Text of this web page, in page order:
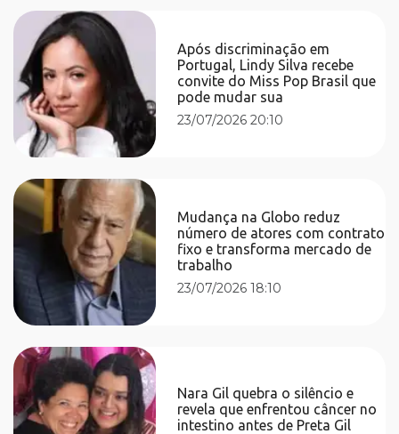
Após discriminação em
Portugal, Lindy Silva recebe
convite do Miss Pop Brasil que
pode mudar sua
23/07/2026 20:10
Mudança na Globo reduz
número de atores com contrato
fixo e transforma mercado de
trabalho
23/07/2026 18:10
Nara Gil quebra o silêncio e
revela que enfrentou câncer no
intestino antes de Preta Gil